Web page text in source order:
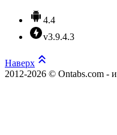
4.4
v3.9.4.3
Наверх
2012-2026 © Ontabs.com -